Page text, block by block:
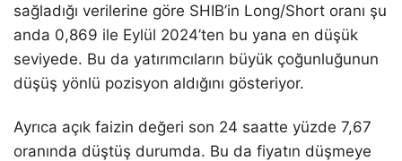
sağladığı verilerine göre SHIB’in Long/Short oranı şu
anda 0,869 ile Eylül 2024’ten bu yana en düşük
seviyede. Bu da yatırımcıların büyük çoğunluğunun
düşüş yönlü pozisyon aldığını gösteriyor.
Ayrıca açık faizin değeri son 24 saatte yüzde 7,67
oranında düştüş durumda. Bu da fiyatın düşmeye